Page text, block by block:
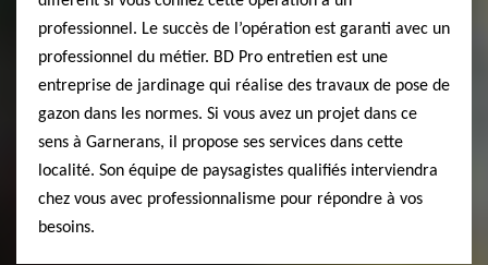
professionnel. Le succès de l’opération est garanti avec un
professionnel du métier. BD Pro entretien est une
entreprise de jardinage qui réalise des travaux de pose de
gazon dans les normes. Si vous avez un projet dans ce
sens à Garnerans, il propose ses services dans cette
localité. Son équipe de paysagistes qualifiés interviendra
chez vous avec professionnalisme pour répondre à vos
besoins.